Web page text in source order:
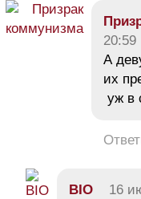
20:59
А
их
уж в
BIO 16